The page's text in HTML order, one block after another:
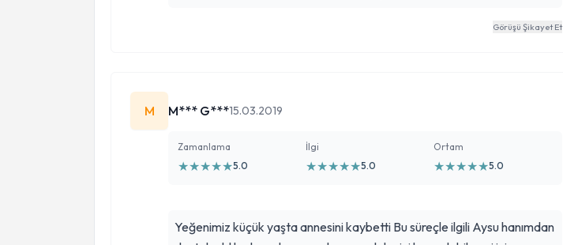
Görüşü Şikayet Et
M M*** G***15.03.2019
Zamanlama
★★★★★5.0
İlgi
★★★★★5.0
Ortam
★★★★★5.0
Yeğenimiz küçük yaşta annesini kaybetti Bu süreçle ilgili Aysu hanımdan